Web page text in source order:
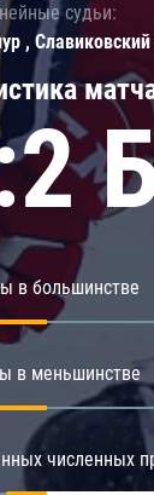
в большинстве
в меньшинстве
численных
судьи:
,